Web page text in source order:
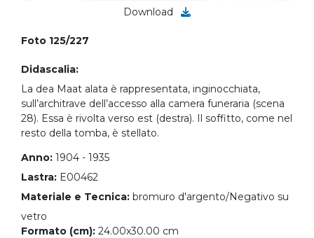
Download
Foto 125/227
Didascalia:
La dea Maat alata è rappresentata, inginocchiata,
sull’architrave dell’accesso alla camera funeraria (scena
28). Essa è rivolta verso est (destra). Il soffitto, come nel
resto della tomba, è stellato.
Anno: 1904 - 1935
Lastra: E00462
Materiale e Tecnica: bromuro d'argento/Negativo su
vetro
Formato (cm): 24.00x30.00 cm